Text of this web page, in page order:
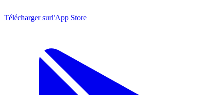
Télécharger surl'App Store